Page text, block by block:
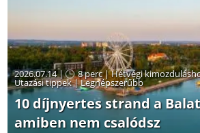
2026.07.14 | 8 perc|Hétvégi
Utazási tippek|Legnépszerűbb
10 díjnyertes strand a
amiben nem csalódsz